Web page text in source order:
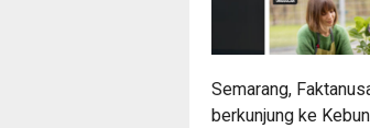
Semarang,
berkunjung ke